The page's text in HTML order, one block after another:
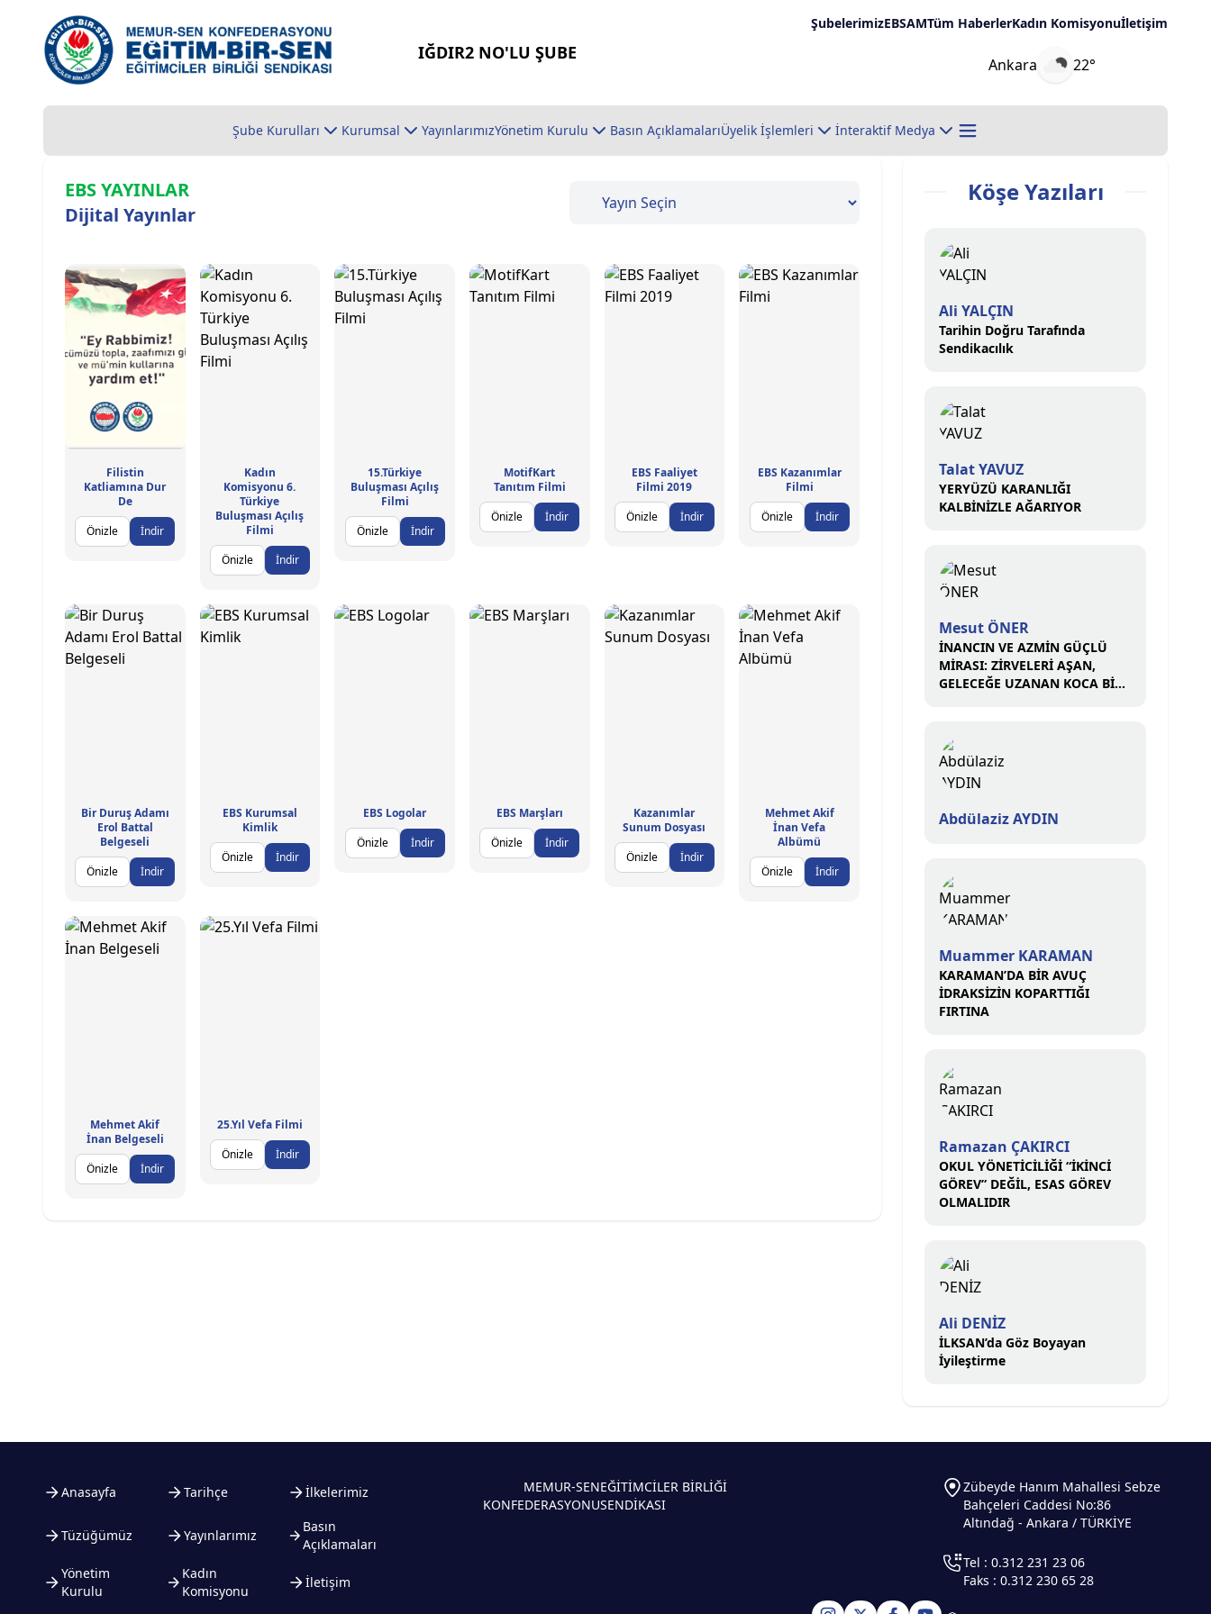
IĞDIR2 NO'LU ŞUBE
ŞubelerimizEBSAMTüm HaberlerKadın Komisyonuİletişim
Ankara 22°
Şube Kurulları Kurumsal YayınlarımızYönetim Kurulu Basın AçıklamalarıÜyelik İşlemleri İnteraktif Medya
EBS YAYINLAR
Dijital Yayınlar
Filistin
Katliamına Dur
De
Önizle
İndir
Kadın
Komisyonu 6.
Türkiye
Buluşması Açılış
Filmi
Önizle
İndir
15.Türkiye
Buluşması Açılış
Filmi
Önizle
İndir
MotifKart
Tanıtım Filmi
Önizle
İndir
EBS Faaliyet
Filmi 2019
Önizle
İndir
EBS Kazanımlar
Filmi
Önizle
İndir
Bir Duruş Adamı
Erol Battal
Belgeseli
Önizle
İndir
EBS Kurumsal
Kimlik
Önizle
İndir
EBS Logolar
Önizle
İndir
EBS Marşları
Önizle
İndir
Kazanımlar
Sunum Dosyası
Önizle
İndir
Mehmet Akif
İnan Vefa
Albümü
Önizle
İndir
Mehmet Akif
İnan Belgeseli
Önizle
İndir
25.Yıl Vefa Filmi
Önizle
İndir
Köşe Yazıları
Ali YALÇIN
Tarihin Doğru Tarafında
Sendikacılık
Talat YAVUZ
YERYÜZÜ KARANLIĞI
KALBİNİZLE AĞARIYOR
Mesut ÖNER
İNANCIN VE AZMİN GÜÇLÜ
MİRASI: ZİRVELERİ AŞAN,
GELECEĞE UZANAN KOCA BİR
Abdülaziz AYDIN
Muammer KARAMAN
KARAMAN’DA BİR AVUÇ
İDRAKSİZİN KOPARTTIĞI
FIRTINA
Ramazan ÇAKIRCI
OKUL YÖNETİCİLİĞİ “İKİNCİ
GÖREV” DEĞİL, ESAS GÖREV
OLMALIDIR
Ali DENİZ
İLKSAN’da Göz Boyayan
İyileştirme
Anasayfa Tarihçe İlkelerimiz
Tüzüğümüz Yayınlarımız
Basın
Açıklamaları
Yönetim
Kurulu
Kadın
Komisyonu
İletişim
MEMUR-SEN
KONFEDERASYONU
EĞİTİMCİLER BİRLİĞİ
SENDİKASI
Zübeyde Hanım Mahallesi Sebze
Bahçeleri Caddesi No:86
Altındağ - Ankara / TÜRKİYE
Tel : 0.312 231 23 06
Faks : 0.312 230 65 28